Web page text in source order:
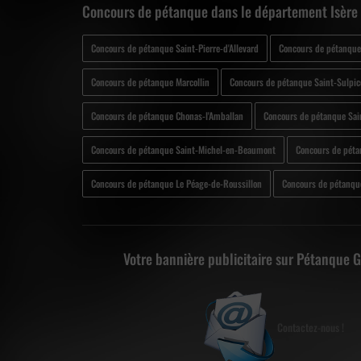
Concours de pétanque dans le département
Concours de pétanque Saint-Pierre-d'Allevard Concours de
Concours de pétanque Marcollin Concours de pétanque Saint-
Concours de pétanque Chonas-l'Amballan Concours de pétanque
Concours de pétanque Saint-Michel-en-Beaumont Concours de
Concours de pétanque Le Péage-de-Roussillon Concours de
Votre bannière publicitaire sur Pétanque